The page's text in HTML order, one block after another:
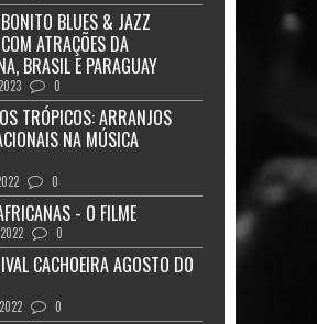
BLUES & JAZZ
ATRAÇÕES DA
BRASIL E PARAGUAY
0
TRÓPICOS: ARRANJOS
NA MÚSICA
0
- O FILME
0
CACHOEIRA AGOSTO DO
0